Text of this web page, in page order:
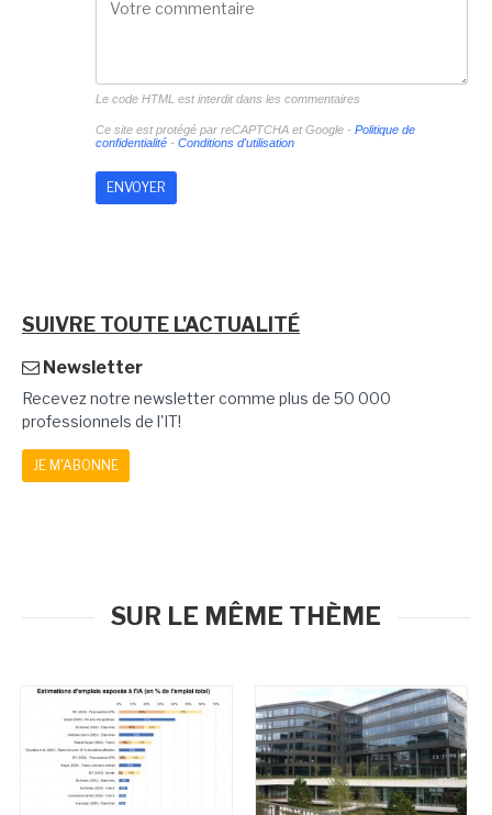
Le code HTML est interdit dans les commentaires
Ce site est protégé par reCAPTCHA et Google - Politique de
confidentialité- Conditions d'utilisation
SUIVRE TOUTE L'ACTUALITÉ
Newsletter
Recevez notre newsletter comme plus de 50 000
professionnels de l'IT!
JE M'ABONNE
SUR LE MÊME THÈME